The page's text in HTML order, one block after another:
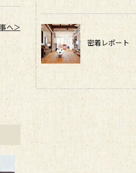
へ＞
密着レポート